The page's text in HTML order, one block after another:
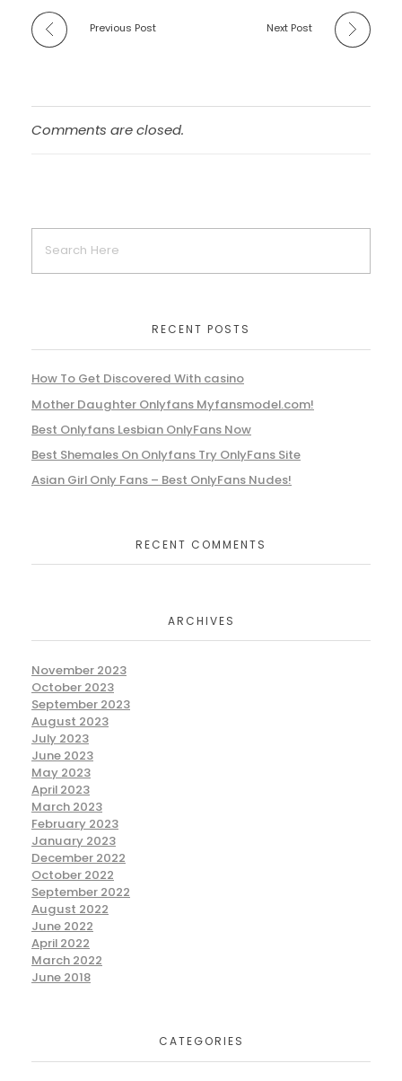
Previous Post Next Post
Comments are closed.
RECENT POSTS
How To Get Discovered With casino
Mother Daughter Onlyfans Myfansmodel.com!
Best Onlyfans Lesbian OnlyFans Now
Best Shemales On Onlyfans Try OnlyFans Site
Asian Girl Only Fans – Best OnlyFans Nudes!
RECENT COMMENTS
ARCHIVES
November 2023
October 2023
September 2023
August 2023
July 2023
June 2023
May 2023
April 2023
March 2023
February 2023
January 2023
December 2022
October 2022
September 2022
August 2022
June 2022
April 2022
March 2022
June 2018
CATEGORIES